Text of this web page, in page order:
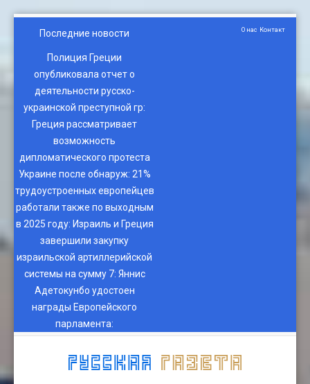
Последние новости
Полиция Греции
опубликовала отчет о
деятельности русско-
украинской преступной гр:
Греция рассматривает
возможность
дипломатического протеста
Украине после обнаруж: 21%
трудоустроенных европейцев
работали также по выходным
в 2025 году: Израиль и Греция
завершили закупку
израильской артиллерийской
системы на сумму 7: Яннис
Адетокунбо удостоен
награды Европейского
парламента:
О нас Контакт